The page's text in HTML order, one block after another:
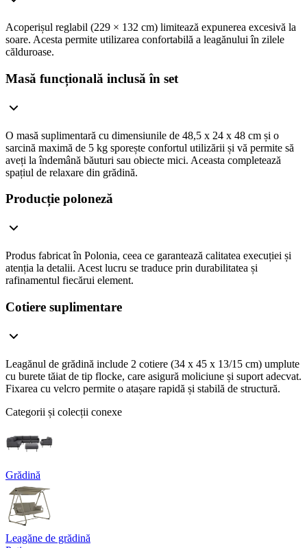
Acoperișul reglabil (229 × 132 cm) limitează expunerea excesivă la
soare. Acesta permite utilizarea confortabilă a leagănului în zilele
călduroase.
Masă funcțională inclusă în set
O masă suplimentară cu dimensiunile de 48,5 x 24 x 48 cm și o
sarcină maximă de 5 kg sporește confortul utilizării și vă permite să
aveți la îndemână băuturi sau obiecte mici. Aceasta completează
spațiul de relaxare din grădină.
Producție poloneză
Produs fabricat în Polonia, ceea ce garantează calitatea execuției și
atenția la detalii. Acest lucru se traduce prin durabilitatea și
rafinamentul fiecărui element.
Cotiere suplimentare
Leagănul de grădină include 2 cotiere (34 x 45 x 13/15 cm) umplute
cu burete tăiat de tip flocke, care asigură moliciune și suport adecvat.
Fixarea cu velcro permite o atașare rapidă și stabilă de structură.
Categorii și colecții conexe
Grădină
Leagăne de grădină